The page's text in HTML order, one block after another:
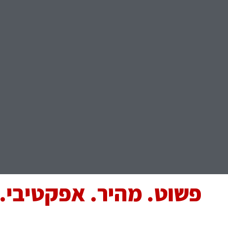
פשוט. מהיר. אפקטיבי.